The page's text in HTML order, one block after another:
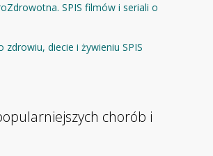
SPIS filmów i seriali o
zdrowiu, diecie i żywieniu SPIS
chorób i